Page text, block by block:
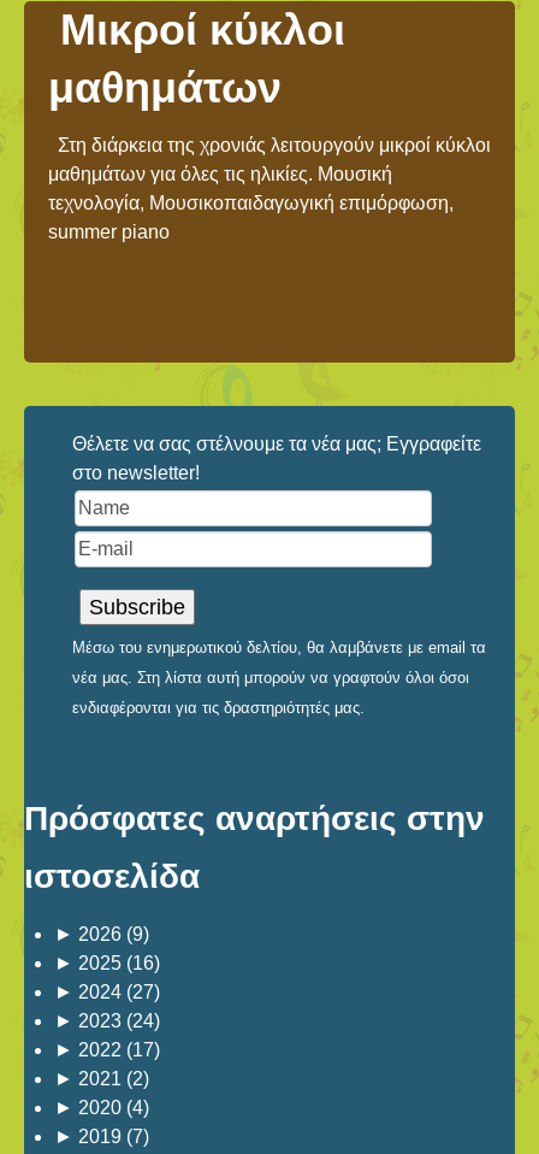
Μικροί κύκλοι
μαθημάτων
Στη διάρκεια της χρονιάς λειτουργούν μικροί κύκλοι
μαθημάτων για όλες τις ηλικίες. Μουσική
τεχνολογία, Μουσικοπαιδαγωγική επιμόρφωση,
summer piano
Θέλετε να σας στέλνουμε τα νέα μας; Εγγραφείτε
στο newsletter!
Μέσω του ενημερωτικού δελτίου, θα λαμβάνετε με email τα
νέα μας. Στη λίστα αυτή μπορούν να γραφτούν όλοι όσοι
ενδιαφέρονται για τις δραστηριότητές μας.
Πρόσφατες αναρτήσεις στην
ιστοσελίδα
► 2026 (9)
► 2025 (16)
► 2024 (27)
► 2023 (24)
► 2022 (17)
► 2021 (2)
► 2020 (4)
► 2019 (7)